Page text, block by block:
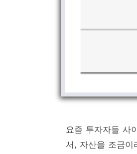
요즘 투자자들 사
서, 자산을 조금이